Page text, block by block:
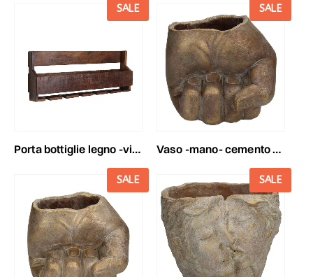
SALE
porta bottiglie legno -vintage- 60x10 cm h.25 cm marrone
SALE
vaso -mano- cemento 18,5x17 cm h.16,5 cm oro
SALE SALE